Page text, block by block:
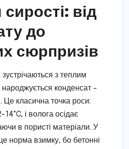
від
до
сюрпризів
зустрічаються з теплим
конденсат –
Це класична точка роси:
і волога осідає
в пористі матеріали. У
норма взимку, бо бетонні